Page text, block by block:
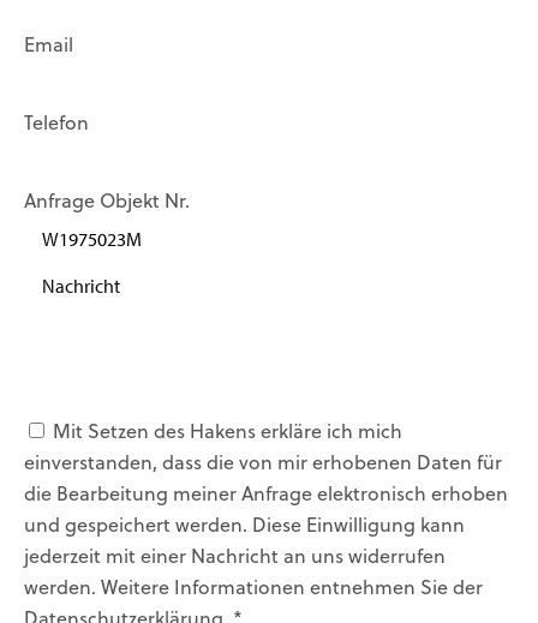
Email
Telefon
Anfrage Objekt Nr.
Mit Setzen des Hakens erkläre ich mich
einverstanden, dass die von mir erhobenen Daten für
die Bearbeitung meiner Anfrage elektronisch erhoben
und gespeichert werden. Diese Einwilligung kann
jederzeit mit einer Nachricht an uns widerrufen
werden. Weitere Informationen entnehmen Sie der